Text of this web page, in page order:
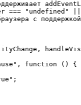
=== "undefined"
с
function () {